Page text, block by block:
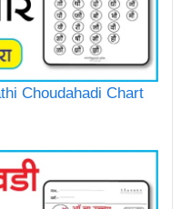
Choudahadi Chart